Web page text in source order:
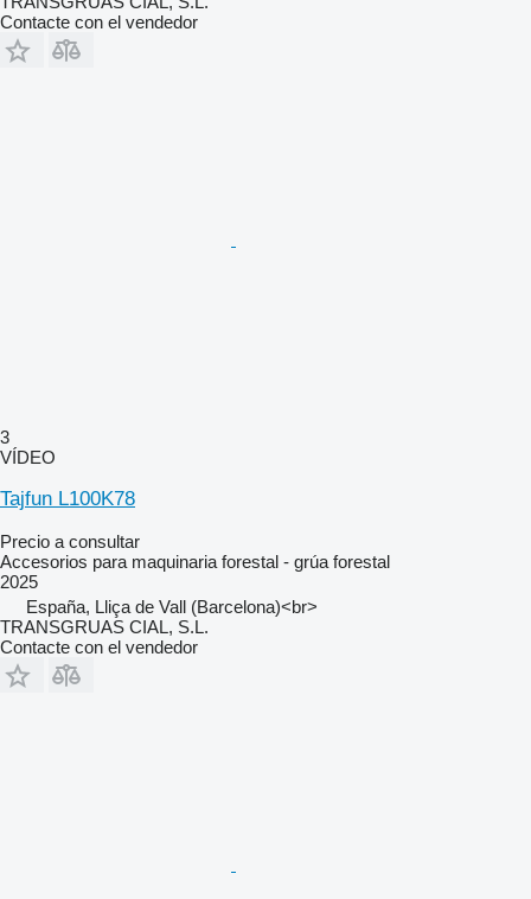
Contacte con el vendedor
3
VÍDEO
Tajfun L100K78
Precio a consultar
Accesorios para maquinaria forestal - grúa forestal
2025
España, Lliça de Vall (Barcelona)<br>
TRANSGRUAS CIAL, S.L.
Contacte con el vendedor